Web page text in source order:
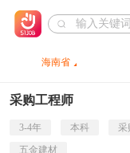
海南省
采购工程师
3-4年 本科 采
五金建材